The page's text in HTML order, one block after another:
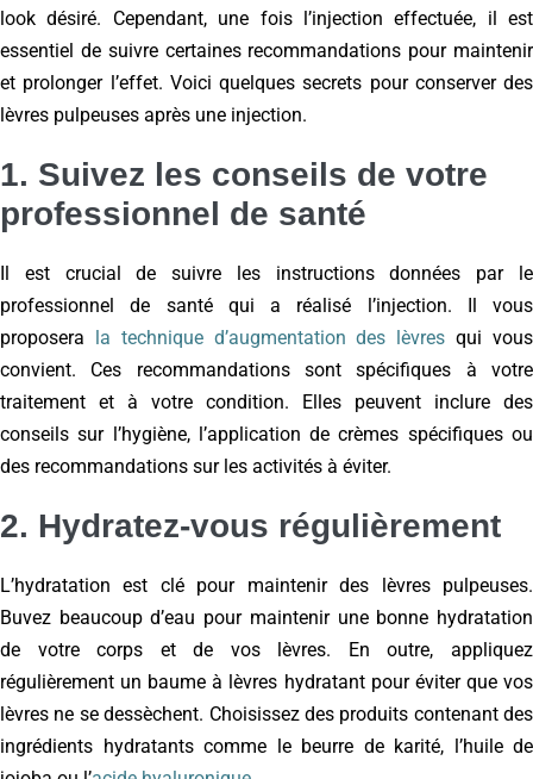
look désiré. Cependant, une fois l’injection effectuée, il est
essentiel de suivre certaines recommandations pour maintenir
et prolonger l’effet. Voici quelques secrets pour conserver des
lèvres pulpeuses après une injection.
1. Suivez les conseils de votre
professionnel de santé
Il est crucial de suivre les instructions données par le
professionnel de santé qui a réalisé l’injection. Il vous
proposera
la technique d’augmentation des lèvres qui vous
convient. Ces recommandations sont spécifiques à votre
traitement et à votre condition. Elles peuvent inclure des
conseils sur l’hygiène, l’application de crèmes spécifiques ou
des recommandations sur les activités à éviter.
2. Hydratez-vous régulièrement
L’hydratation est clé pour maintenir des lèvres pulpeuses.
Buvez beaucoup d’eau pour maintenir une bonne hydratation
de votre corps et de vos lèvres. En outre, appliquez
régulièrement un baume à lèvres hydratant pour éviter que vos
lèvres ne se dessèchent. Choisissez des produits contenant des
ingrédients hydratants comme le beurre de karité, l’huile de